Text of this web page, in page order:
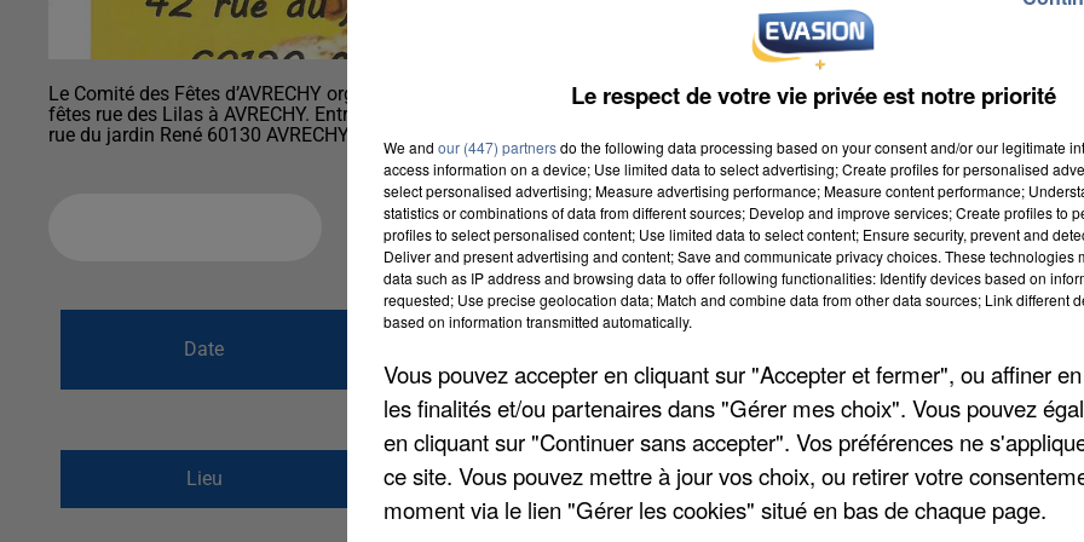
Le Comité des Fêtes d’AVRECHY organise un thé dansant Animé par ARCHIPEL le dimanche 15 Octobre à 14h à la salle des
fêtes rue des Lilas à AVRECHY. Entrée 12 €, pâtisseries et boissons sur place. Réservation par courrier : DUFEU Bernard 42
Date
du15 octobre 2023 à 14h00
au15 octobre 2023 à 20h00
Lieu
rue des lilas
Avrechy
Le respect de votre vie privée est notre priorité
We and our (447) partnersdo the following data processing based on your consent and/or our legitimate
access information on a device; Use limited data to select advertising; Create profiles for personalised
select personalised advertising; Measure advertising performance; Measure content performance;
statistics or combinations of data from different sources; Develop and improve services; Create profiles to
profiles to select personalised content; Use limited data to select content; Ensure security, prevent and
Deliver and present advertising and content; Save and communicate privacy choices. These technologies
data such as IP address and browsing data to offer following functionalities: Identify devices based on
requested; Use precise geolocation data; Match and combine data from other data sources; Link different
based on information transmitted automatically.
Vous pouvez accepter en cliquant sur "Accepter et fermer", ou affiner
les finalités et/ou partenaires dans "Gérer mes choix". Vous pouvez
en cliquant sur "Continuer sans accepter". Vos préférences ne
ce site. Vous pouvez mettre à jour vos choix, ou retirer votre
moment via le lien "Gérer les cookies" situé en bas de chaque page.